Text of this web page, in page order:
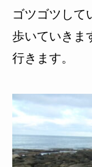
ゴツゴツして
歩いていきま
行きます。